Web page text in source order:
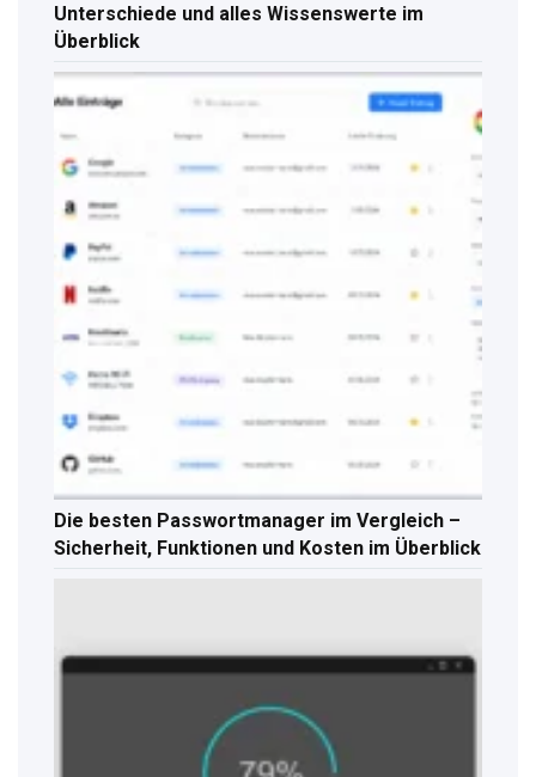
Unterschiede und alles Wissenswerte im
Überblick
Die besten Passwortmanager im Vergleich –
Sicherheit, Funktionen und Kosten im Überblick